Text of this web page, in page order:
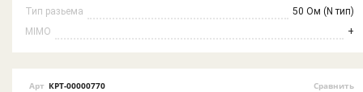
Тип разьема
50 Ом (N тип)
MIMO
+
Арт КРТ-00000770 Сравнить